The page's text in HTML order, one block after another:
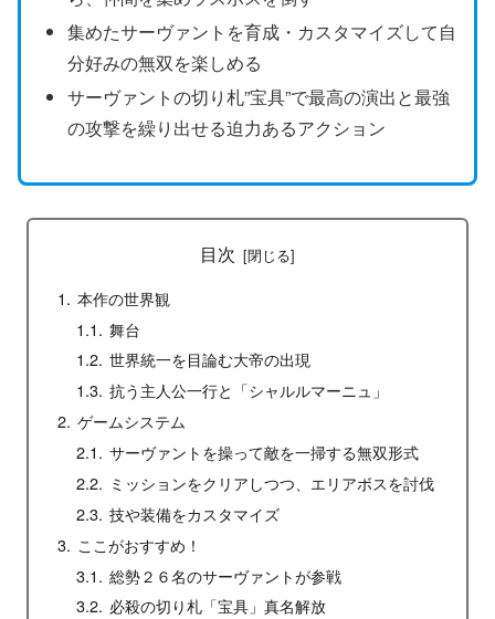
集めたサーヴァントを育成・カスタマイズして自
分好みの無双を楽しめる
サーヴァントの切り札”宝具”で最高の演出と最強
の攻撃を繰り出せる迫力あるアクション
目次
本作の世界観
舞台
世界統一を目論む大帝の出現
抗う主人公一行と「シャルルマーニュ」
ゲームシステム
サーヴァントを操って敵を一掃する無双形式
ミッションをクリアしつつ、エリアボスを討伐
技や装備をカスタマイズ
ここがおすすめ！
総勢２６名のサーヴァントが参戦
必殺の切り札「宝具」真名解放